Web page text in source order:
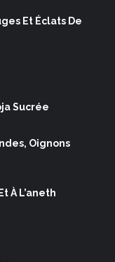
Et Éclats De
Sucrée
Oignons
À L’aneth